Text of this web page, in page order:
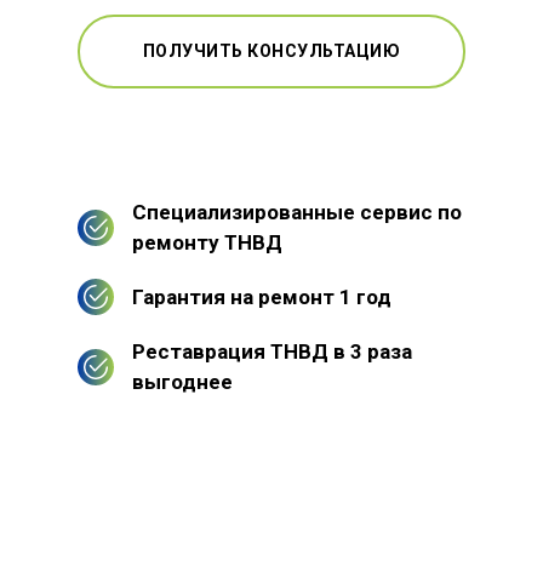
ПОЛУЧИТЬ КОНСУЛЬТАЦИЮ
Специализированные сервис по
ремонту ТНВД
Гарантия на ремонт 1 год
Реставрация ТНВД в 3 раза
выгоднее